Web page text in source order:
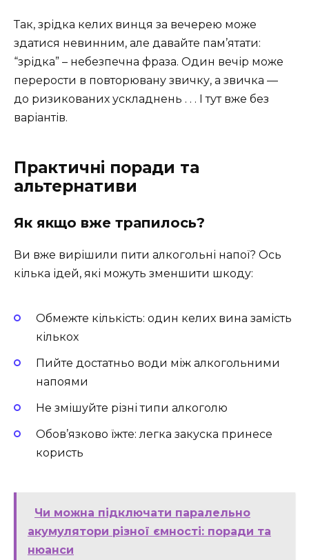
Так, зрідка келих винця за вечерею може
здатися невинним, але давайте пам’ятати:
“зрідка” – небезпечна фраза. Один вечір може
перерости в повторювану звичку, а звичка —
до ризикованих ускладнень . . . І тут вже без
варіантів.
Практичні поради та
альтернативи
Як якщо вже трапилось?
Ви вже вирішили пити алкогольні напої? Ось
кілька ідей, які можуть зменшити шкоду:
Обмежте кількість: один келих вина замість
кількох
Пийте достатньо води між алкогольними
напоями
Не змішуйте різні типи алкоголю
Обов’язково їжте: легка закуска принесе
користь
Чи можна підключати паралельно
акумулятори різної ємності: поради та
нюанси